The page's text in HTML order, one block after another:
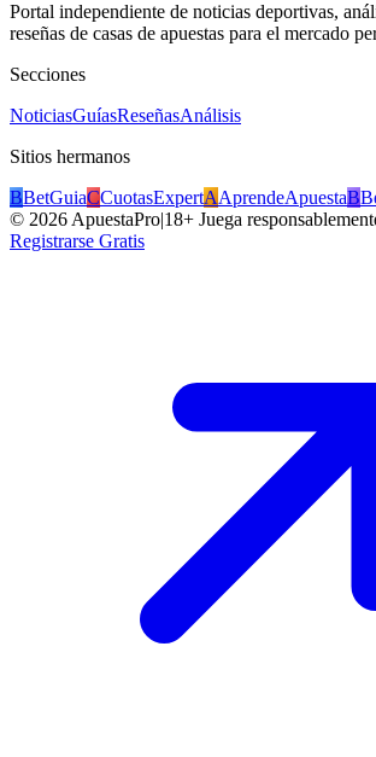
Portal independiente de noticias deportivas,
reseñas de casas de apuestas para el mercado
Secciones
NoticiasGuíasReseñasAnálisis
Sitios hermanos
BBetGuiaCCuotasExpertAAprendeApuestaB
© 2026ApuestaPro|18+ Juega
Registrarse Gratis